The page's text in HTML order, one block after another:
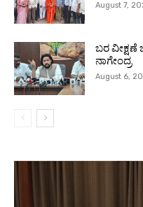
August 7,
ಬರ
ನಾಗೇಂದ್ರ
August 6,